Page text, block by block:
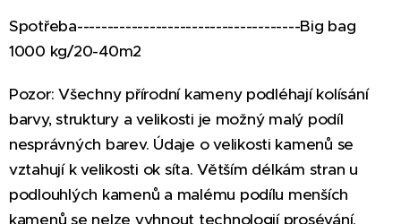
Spotřeba-------------------------------------Big bag
1000 kg/20-40m2
Pozor: Všechny přírodní kameny podléhají kolísání
barvy, struktury a velikosti je možný malý podíl
nesprávných barev. Údaje o velikosti kamenů se
vztahují k velikosti ok síta. Větším délkám stran u
podlouhlých kamenů a malému podílu menších
kamenů se nelze vyhnout technologií prosévání.